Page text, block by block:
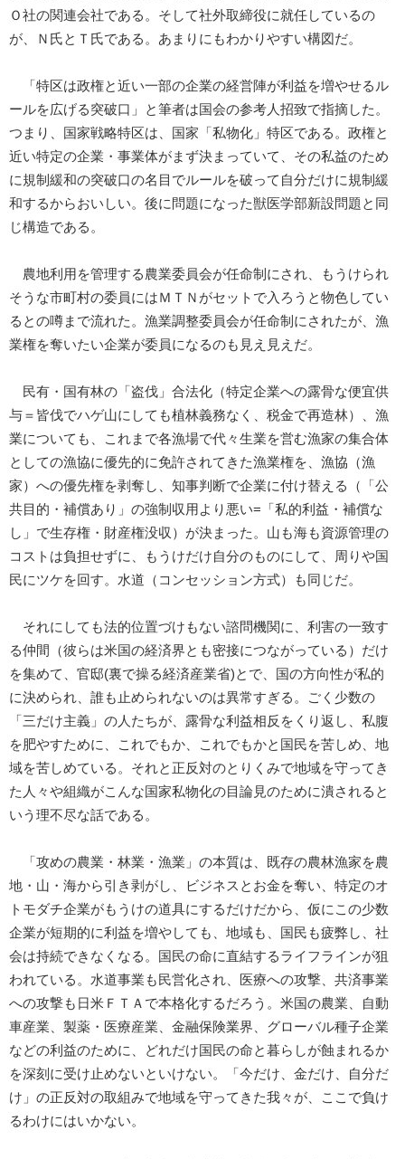
Ｏ社の関連会社である。そして社外取締役に就任しているの
が、Ｎ氏とＴ氏である。あまりにもわかりやすい構図だ。
「特区は政権と近い一部の企業の経営陣が利益を増やせるル
ールを広げる突破口」と筆者は国会の参考人招致で指摘した。
つまり、国家戦略特区は、国家「私物化」特区である。政権と
近い特定の企業・事業体がまず決まっていて、その私益のため
に規制緩和の突破口の名目でルールを破って自分だけに規制緩
和するからおいしい。後に問題になった獣医学部新設問題と同
じ構造である。
農地利用を管理する農業委員会が任命制にされ、もうけられ
そうな市町村の委員にはＭＴＮがセットで入ろうと物色してい
るとの噂まで流れた。漁業調整委員会が任命制にされたが、漁
業権を奪いたい企業が委員になるのも見え見えだ。
民有・国有林の「盗伐」合法化（特定企業への露骨な便宜供
与＝皆伐でハゲ山にしても植林義務なく、税金で再造林）、漁
業についても、これまで各漁場で代々生業を営む漁家の集合体
としての漁協に優先的に免許されてきた漁業権を、漁協（漁
家）への優先権を剥奪し、知事判断で企業に付け替える（「公
共目的・補償あり」の強制収用より悪い=「私的利益・補償な
し」で生存権・財産権没収）が決まった。山も海も資源管理の
コストは負担せずに、もうけだけ自分のものにして、周りや国
民にツケを回す。水道（コンセッション方式）も同じだ。
それにしても法的位置づけもない諮問機関に、利害の一致す
る仲間（彼らは米国の経済界とも密接につながっている）だけ
を集めて、官邸(裏で操る経済産業省)とで、国の方向性が私的
に決められ、誰も止められないのは異常すぎる。ごく少数の
「三だけ主義」の人たちが、露骨な利益相反をくり返し、私腹
を肥やすために、これでもか、これでもかと国民を苦しめ、地
域を苦しめている。それと正反対のとりくみで地域を守ってき
た人々や組織がこんな国家私物化の目論見のために潰されると
いう理不尽な話である。
「攻めの農業・林業・漁業」の本質は、既存の農林漁家を農
地・山・海から引き剥がし、ビジネスとお金を奪い、特定のオ
トモダチ企業がもうけの道具にするだけだから、仮にこの少数
企業が短期的に利益を増やしても、地域も、国民も疲弊し、社
会は持続できなくなる。国民の命に直結するライフラインが狙
われている。水道事業も民営化され、医療への攻撃、共済事業
への攻撃も日米ＦＴＡで本格化するだろう。米国の農業、自動
車産業、製薬・医療産業、金融保険業界、グローバル種子企業
などの利益のために、どれだけ国民の命と暮らしが蝕まれるか
を深刻に受け止めないといけない。「今だけ、金だけ、自分だ
け」の正反対の取組みで地域を守ってきた我々が、ここで負け
るわけにはいかない。